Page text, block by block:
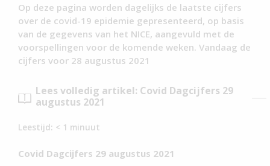
Op deze pagina worden dagelijks de laatste cijfers
over de covid-19 epidemie gepresenteerd, op basis
van de gegevens van het NICE, aangevuld met de
voorspellingen voor de komende weken. Vandaag de
cijfers voor 28 augustus 2021
Lees volledig artikel: Covid Dagcijfers 29
augustus 2021
Leestijd: < 1 minuut
Covid Dagcijfers 29 augustus 2021